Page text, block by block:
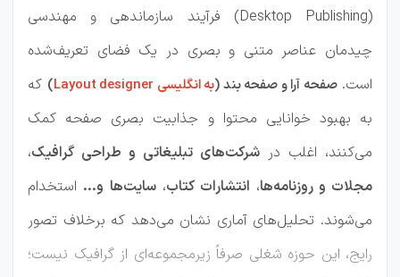
(Desktop Publishing) فرآیند سازماندهی و مهندسی
چیدمان عناصر متنی و بصری در یک فضای تعریف‌شده
است.صفحه آرا و صفحه بند (به انگلیسی Layout designer ) که
به بهبود خوانایی محتوا و جذابیت بصری صفحه کمک
می‌کنند، اغلب در شرکت‌های تبلیغاتی و طراحی گرافیک،
مجلات و روزنامه‌ها، انتشارات کتاب، سایت‌ها و... استخدام
می‌شوند. تحلیل‌های آماری نشان می‌دهد که برخلاف تصور
رایج، این حوزه شغلی صرفاً زیرمجموعه‌ای از گرافیک نیست؛